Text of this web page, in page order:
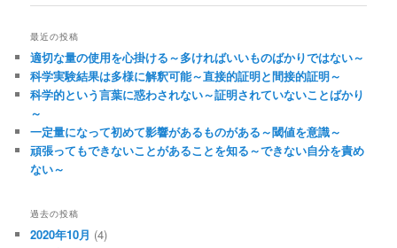
ナ
ビ
ゲ
ー
シ
ョ
ン
最近の投稿
適切な量の使用を心掛ける～多ければいいものばかりではない～
科学実験結果は多様に解釈可能～直接的証明と間接的証明～
科学的という言葉に惑わされない～証明されていないことばかり
～
一定量になって初めて影響があるものがある～閾値を意識～
頑張ってもできないことがあることを知る～できない自分を責め
ない～
過去の投稿
2020年10月 (4)